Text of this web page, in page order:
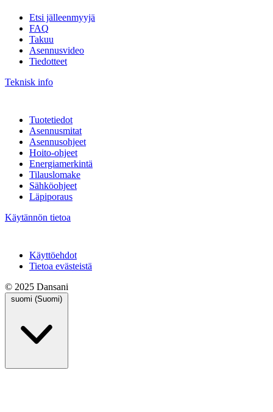
Etsi jälleenmyyjä
FAQ
Takuu
Asennusvideo
Tiedotteet
Teknisk info
Tuotetiedot
Asennusmitat
Asennusohjeet
Hoito-ohjeet
Energiamerkintä
Tilauslomake
Sähköohjeet
Läpiporaus
Käytännön tietoa
Käyttöehdot
Tietoa evästeistä
© 2025 Dansani
suomi (Suomi)